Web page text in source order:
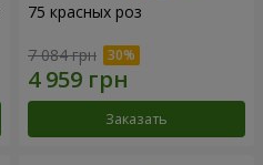
75 красных роз
7 084 грн
Заказать